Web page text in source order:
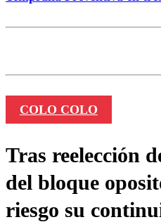
COLO COLO
Tras reelección
del bloque
riesgo su